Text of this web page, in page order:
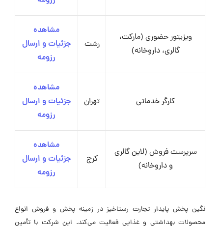
ویزیتور حضوری (مارکت،
گالری، داروخانه)
رشت
مشاهده
جزئیات و ارسال
رزومه
کارگر خدماتی تهران
مشاهده
جزئیات و ارسال
رزومه
سرپرست فروش (لاین گالری
و داروخانه)
کرج
مشاهده
جزئیات و ارسال
رزومه
نگین پخش پایدار تجارت رستاخیز در زمینه پخش و فروش انواع
محصولات بهداشتی و غذایی فعالیت می‌کند. این شرکت با تأمین